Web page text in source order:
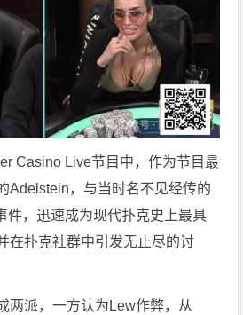
Casino Live节目中，作为节目最
Adelstein，与当时名不见经传的
件，迅速成为现代扑克史上最具
在扑克社群中引发无止尽的讨
两派，一方认为Lew作弊，从